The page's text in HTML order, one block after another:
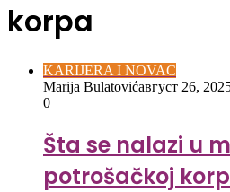
korpa
KARIJERA I NOVAC
Marija Bulatovićавгуст 26,
0
Šta se nalazi u
potrošačkoj